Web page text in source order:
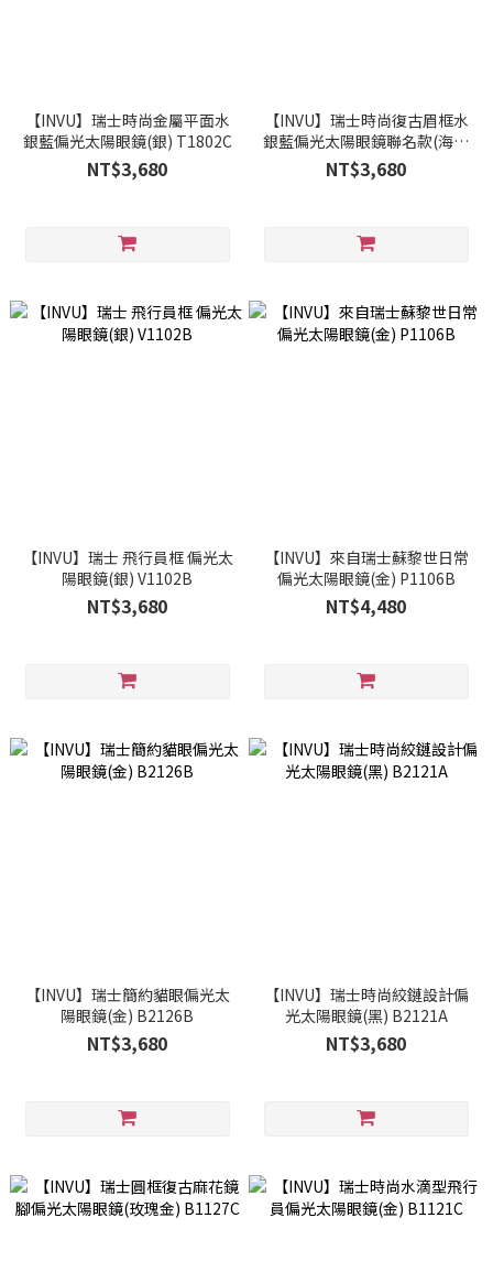
【INVU】瑞士時尚金屬平面水
銀藍偏光太陽眼鏡(銀) T1802C
NT$3,680
【INVU】瑞士時尚復古眉框水
銀藍偏光太陽眼鏡聯名款(海軍
藍) M2800C
NT$3,680
【INVU】瑞士 飛行員框 偏光太
陽眼鏡(銀) V1102B
NT$3,680
【INVU】來自瑞士蘇黎世日常
偏光太陽眼鏡(金) P1106B
NT$4,480
【INVU】瑞士簡約貓眼偏光太
陽眼鏡(金) B2126B
NT$3,680
【INVU】瑞士時尚絞鏈設計偏
光太陽眼鏡(黑) B2121A
NT$3,680